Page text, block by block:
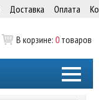
Доставка Оплата
В корзине: 0 товаров